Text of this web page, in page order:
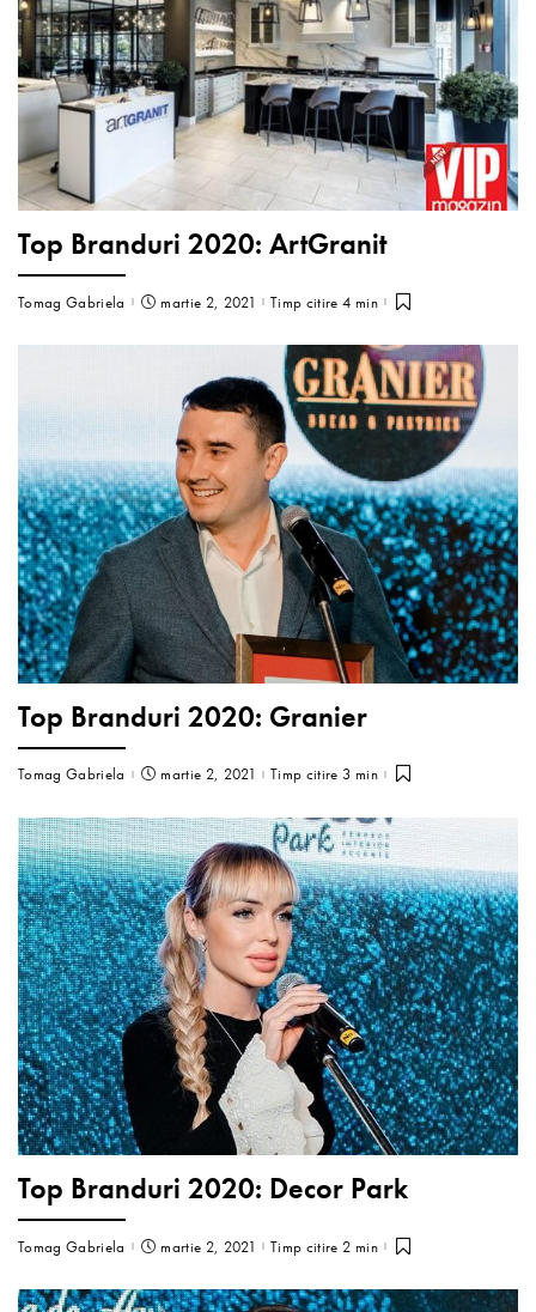
Top Branduri 2020: ArtGranit
Tomag Gabriela martie 2, 2021 Timp citire 4 min
Top Branduri 2020: Granier
Tomag Gabriela martie 2, 2021 Timp citire 3 min
Top Branduri 2020: Decor Park
Tomag Gabriela martie 2, 2021 Timp citire 2 min